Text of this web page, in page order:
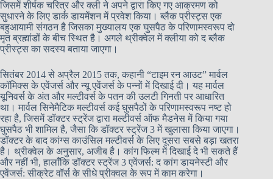
जिसमें शीर्षक चरित्र और क्ली ने अपने द्वारा किए गए आक्रमण को
सुधारने के लिए डार्क डायमेंशन में प्रवेश किया। ब्लैक प्रीस्ट्स एक
बहुआयामी संगठन है जिसका मुख्यालय एक घुसपैठ के परिणामस्वरूप दो
मृत ब्रह्मांडों के बीच स्थित है। अगले थ्रीक्वेल में क्लीया को द ब्लैक
प्रीस्ट्स का सदस्य बताया जाएगा।
सितंबर 2014 से अप्रैल 2015 तक, कहानी “टाइम रन आउट” मार्वल
कॉमिक्स के एवेंजर्स और न्यू एवेंजर्स के पन्नों में दिखाई दी। यह मार्वल
यूनिवर्स के अंत और मल्टीवर्स के पतन की उलटी गिनती पर आधारित
था। मार्वल सिनेमैटिक मल्टीवर्स कई घुसपैठों के परिणामस्वरूप नष्ट हो
रहा है, जिसमें डॉक्टर स्ट्रेंज द्वारा मल्टीवर्स ऑफ मैडनेस में किया गया
घुसपैठ भी शामिल है, जैसा कि डॉक्टर स्ट्रेंज 3 में खुलासा किया जाएगा।
डॉक्टर के बाद कांग्स काउंसिल मल्टीवर्स के लिए दूसरा सबसे बड़ा खतरा
है। थ्रीक्वेल के अनुसार, अजीब है। कांग फिल्म में दिखाई दे भी सकते हैं
और नहीं भी, हालाँकि डॉक्टर स्ट्रेंज 3 एवेंजर्स: द कांग डायनेस्टी और
एवेंजर्स: सीक्रेट वॉर्स के सीधे प्रीक्वल के रूप में काम करेगा।